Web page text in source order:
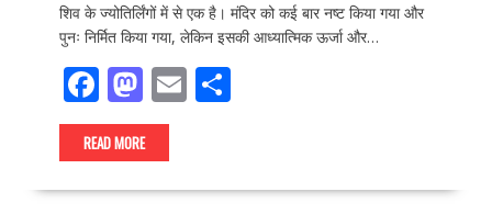
शिव के ज्योतिर्लिंगों में से एक है। मंदिर को कई बार नष्ट किया गया और
पुनः निर्मित किया गया, लेकिन इसकी आध्यात्मिक ऊर्जा और…
F
ac
e
b
M
as
to
d
E
l
S
e
READ MORE